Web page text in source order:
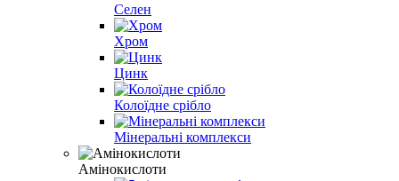
Селен
Хром
Цинк
Колоїдне срібло
Мінеральні комплекси
Амінокислоти